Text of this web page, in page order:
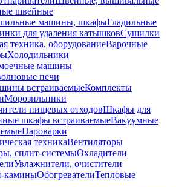
швейные
машины, шкафыГладильные
для удаления катышковСушилки
техника, оборудованиеВарочные
Холодильники
машины
печи
встраиваемыеКомплекты
Морозильники
пищевых отходовШкафы для
шкафы встраиваемыеВакуумные
Пароварки
техникаВентиляторы
сплит-системыОхладители
Увлажнители, очистители
каминыОбогревателиТепловые